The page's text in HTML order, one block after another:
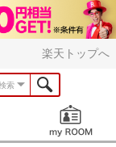
楽天トップへ
索
お知らせ